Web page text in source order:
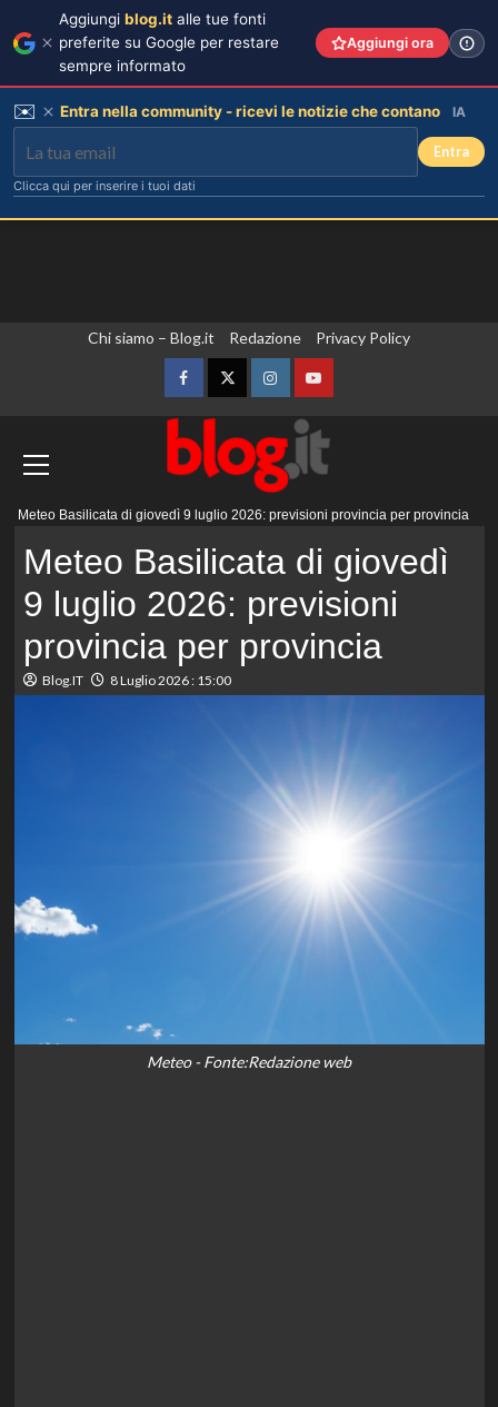
Chi siamo – Blog.it Redazione Privacy Policy
FacebookTwitterInstagramYouTube
Meteo Basilicata di giovedì 9 luglio 2026: previsioni provincia per provincia
Meteo Basilicata di giovedì
9 luglio 2026: previsioni
provincia per provincia
Blog.IT 8 Luglio 2026 : 15:00
Meteo - Fonte:Redazione web
Aggiungi blog.it alle tue fonti
preferite su Google per restare
sempre informato
Aggiungi ora
✉️ Entra nella community - ricevi le notizie che contano IA
Entra
Clicca qui per inserire i tuoi dati